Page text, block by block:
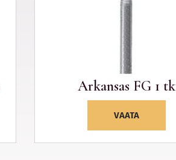
Arkansas FG 1 tk
VAATA